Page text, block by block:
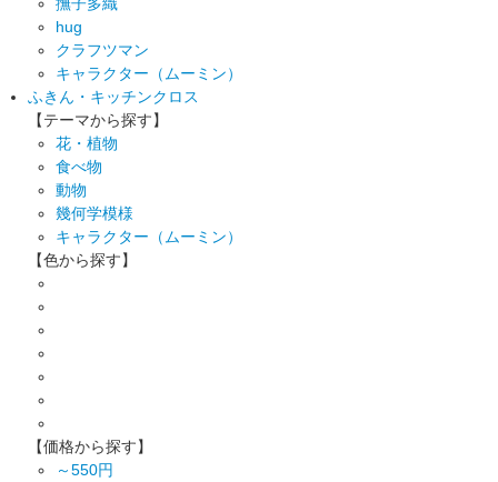
hug
クラフツマン
キャラクター（ムーミン）
ふきん・キッチンクロス
【テーマから探す】
花・植物
食べ物
動物
幾何学模様
キャラクター（ムーミン）
【色から探す】
【価格から探す】
～550円